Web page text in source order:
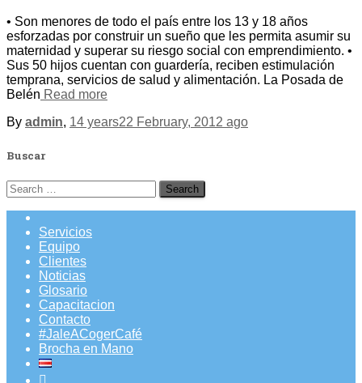
• Son menores de todo el país entre los 13 y 18 años
esforzadas por construir un sueño que les permita asumir su
maternidad y superar su riesgo social con emprendimiento. •
Sus 50 hijos cuentan con guardería, reciben estimulación
temprana, servicios de salud y alimentación. La Posada de
Belén Read more
By admin, 14 years22 February, 2012 ago
Buscar
Search
for:
Servicios
Equipo
Clientes
Noticias
Glosario
Capacitacion
Contacto
#JaleACogerCafé
Brocha en Mano